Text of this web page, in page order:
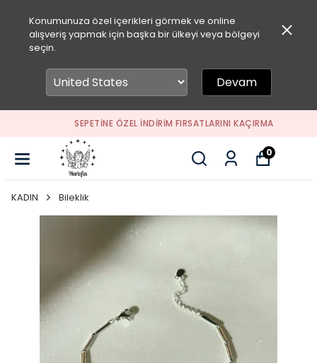
Konumunuza özel içerikleri görmek ve online
alışveriş yapmak için başka bir ülkeyi veya bölgeyi
seçin.
Devam
SEPETİNE ÖZEL İNDİRİM FIRSATLARINI KAÇIRMA
0
KADIN Bileklik